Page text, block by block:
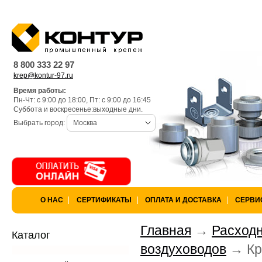
8 800 333 22 97
krep@kontur-97.ru
Время работы:
Пн-Чт: с 9:00 до 18:00, Пт: с 9:00 до 16:45
Суббота и воскресенье:выходные дни.
Выбрать город:
Москва
О НАС СЕРТИФИКАТЫ ОПЛАТА И ДОСТАВКА
Главная
воздуховодов
Каталог
Warning: is_dir(): open_basedir
k97/lang) is not within the
/var/www/privarka-k97/data/
k97.ru/bitrix/modules/main/lib/
Warning: is_dir(): open_basedir
not within the allowed path(s): (/
/var/www/privarka-k97/data/
k97.ru/bitrix/modules/main/lib/